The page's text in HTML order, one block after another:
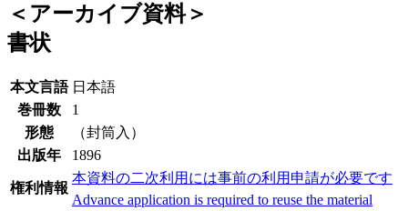
＜アーカイブ資料＞
書状
本文言語 日本語
巻冊数
1
形態
（封筒入）
出版年
1896
権利情報
本資料の二次利用には事前の利用申請が必要です
Advance application is required to reuse the material